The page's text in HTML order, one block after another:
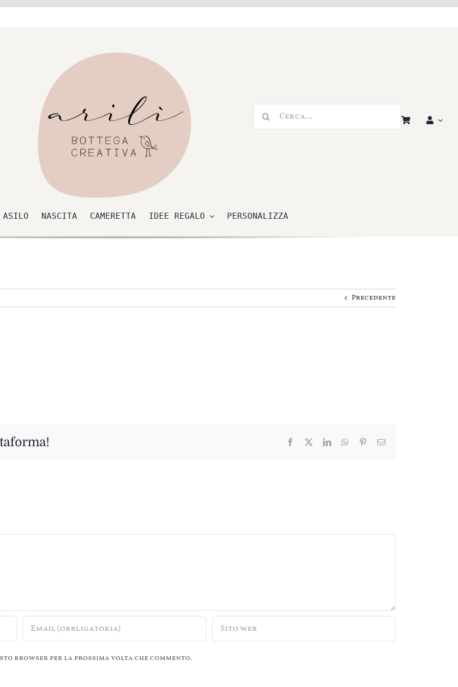
per:
ASILO NASCITA CAMERETTA IDEE REGALO PERSONALIZZA
Precedente
Facebook
TwitterLinkedInWhatsApp
PinterestEmail
browser per la prossima volta che commento.